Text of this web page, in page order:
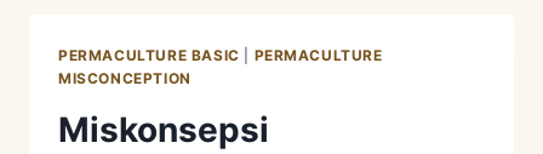
PERMACULTURE BASIC
PERMACULTURE
MISCONCEPTION
Miskonsepsi